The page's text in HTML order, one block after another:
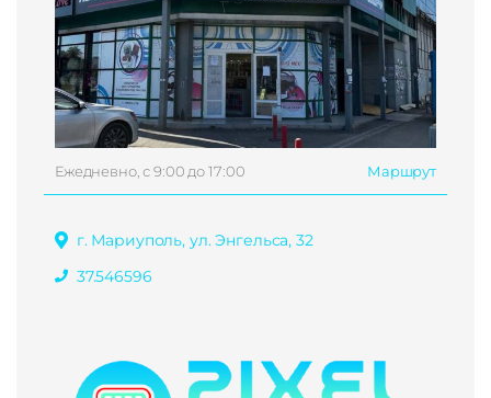
Ежедневно, с 9:00 до 17:00 Маршрут
г. Мариуполь, ул. Энгельса, 32
37.546596